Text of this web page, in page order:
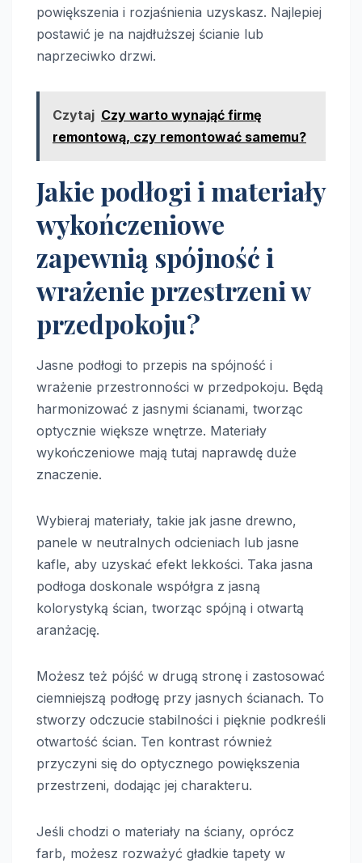
powiększenia i rozjaśnienia uzyskasz. Najlepiej
postawić je na najdłuższej ścianie lub
naprzeciwko drzwi.
Czytaj Czy warto wynająć firmę
remontową, czy remontować samemu?
Jakie podłogi i materiały
wykończeniowe
zapewnią spójność i
wrażenie przestrzeni w
przedpokoju?
Jasne podłogi to przepis na spójność i
wrażenie przestronności w przedpokoju. Będą
harmonizować z jasnymi ścianami, tworząc
optycznie większe wnętrze. Materiały
wykończeniowe mają tutaj naprawdę duże
znaczenie.
Wybieraj materiały, takie jak jasne drewno,
panele w neutralnych odcieniach lub jasne
kafle, aby uzyskać efekt lekkości. Taka jasna
podłoga doskonale współgra z jasną
kolorystyką ścian, tworząc spójną i otwartą
aranżację.
Możesz też pójść w drugą stronę i zastosować
ciemniejszą podłogę przy jasnych ścianach. To
stworzy odczucie stabilności i pięknie podkreśli
otwartość ścian. Ten kontrast również
przyczyni się do optycznego powiększenia
przestrzeni, dodając jej charakteru.
Jeśli chodzi o materiały na ściany, oprócz
farb, możesz rozważyć gładkie tapety w